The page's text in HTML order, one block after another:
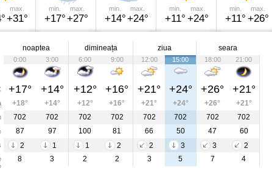
max.
+31°
min.
+17°
max.
+27°
min.
+14°
max.
+24°
min.
+11°
max.
+24°
min.
+11°
max.
+26°
noaptea dimineața ziua seara
0:00 3:00 6:00 9:00 12:00 15:00 18:00 21:00
+17° +14° +12° +16° +21° +24° +26° +21°
+18° +14° +12° +16° +21° +24° +26°
+21°
702
702 702 702 702 702 702
702
87
97 100 81 66 50 47
60
2
1 1 2 2 3 3
2
8
3 2 2 3 5 7 4